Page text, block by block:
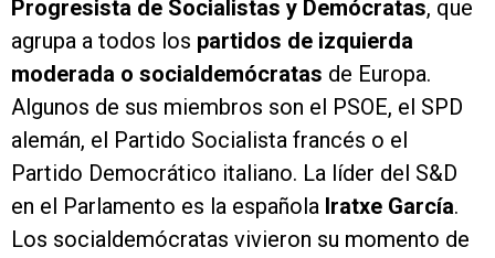
Progresista de Socialistas y Demócratas, que
agrupa a todos los partidos de izquierda
moderada o socialdemócratas de Europa.
Algunos de sus miembros son el PSOE, el SPD
alemán, el Partido Socialista francés o el
Partido Democrático italiano. La líder del S&D
en el Parlamento es la española Iratxe García.
Los socialdemócratas vivieron su momento de